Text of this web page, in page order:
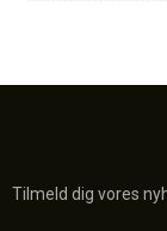
Tilmeld dig vores